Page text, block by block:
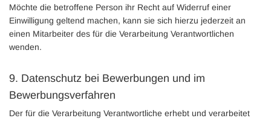
Möchte die betroffene Person ihr Recht auf Widerruf einer
Einwilligung geltend machen, kann sie sich hierzu jederzeit an
einen Mitarbeiter des für die Verarbeitung Verantwortlichen
wenden.
9. Datenschutz bei Bewerbungen und im
Bewerbungsverfahren
Der für die Verarbeitung Verantwortliche erhebt und verarbeitet